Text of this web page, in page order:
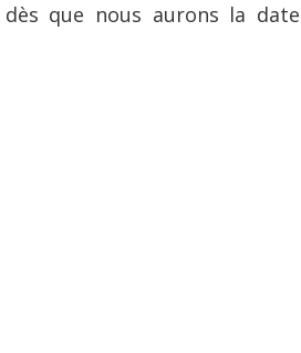
que nous aurons la date